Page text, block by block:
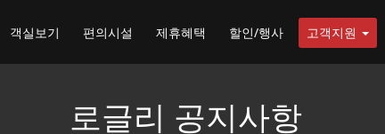
객실보기 편의시설 제휴혜택 할인/행사 고객지원
로글리 공지사항